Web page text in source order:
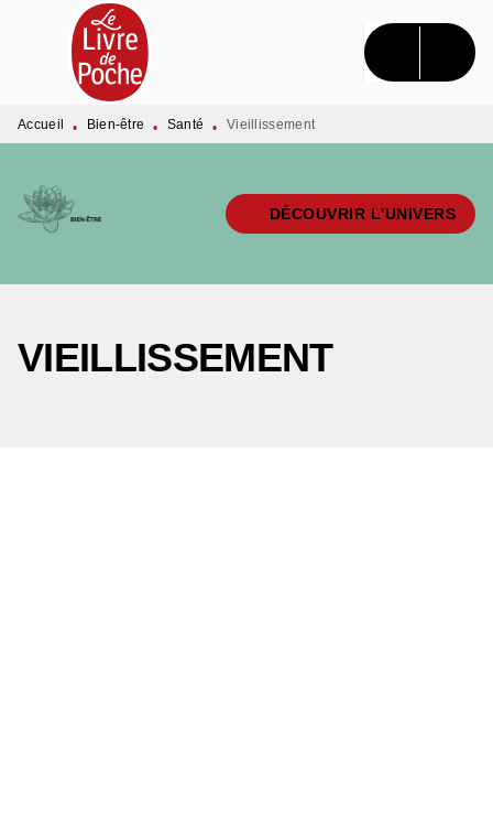
MENU RECHERCHE CONTENU
PIED DE PAGE
Accueil • Bien-être • Santé • Vieillissement
DÉCOUVRIR L'UNIVERS
VIEILLISSEMENT